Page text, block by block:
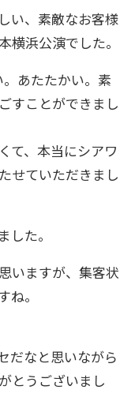
い、素敵なお客様
横浜公演でした。
あたたかい。素
すことができまし
て、本当にシアワ
せていただきまし
た。
いますが、集客状
。
だなと思いながら
とうございまし